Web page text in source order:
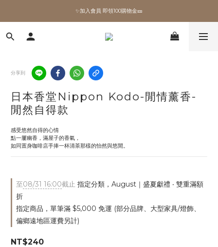
✨加入會員 即領100購物金🎫
✨加入會員 即領100購物金🎫
全館滿額現折🔥
✨加入會員 即領100購物金🎫
分享到
日本香堂Nippon Kodo-閒情薰香-
閒然自得款
感受悠然自得的心情
點一屢幽香，滿屋子的香氣，
如同置身咖啡店手捧一杯清茶那樣的怡然與悠閒。
至08/31 16:00截止 指定分類，August｜盛夏獻禮 ‧ 雙重滿額
折
指定商品，單筆滿 $5,000 免運 (部分品牌、大型家具/燈飾、
偏鄉遠地區運費另計)
NT$240